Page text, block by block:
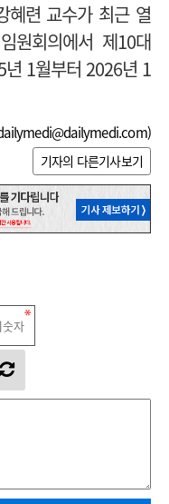
혜련 교수가 최근 열
원회의에서 제10대
1월부터 2026년 1
)
기자의 다른기사보기